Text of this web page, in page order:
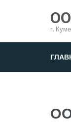
содержимому
(нажмите
г.